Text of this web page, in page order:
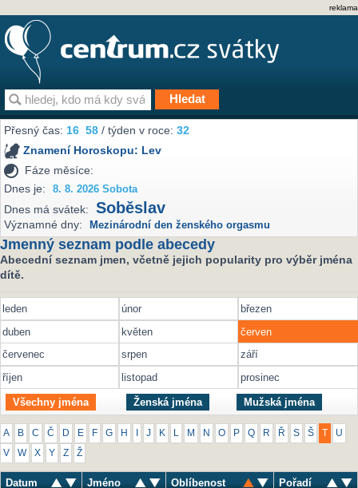
reklama
Přesný čas:16 58 / týden v roce:32
Znamení Horoskopu: Lev
Fáze měsíce:
Dnes je:
8. 8. 2026 Sobota
Dnes má svátek: Soběslav
Významné dny: Mezinárodní den ženského orgasmu
Jmenný seznam podle abecedy
Abecední seznam jmen, včetně jejich popularity pro výběr jména
dítě.
leden únor
březen
duben
květen
červen
červenec
srpen
září
říjen
listopad prosinec
Všechny jména Ženská jména Mužská jména
A B C Č D E F G H J K M N O P Q R Ř S Š U
V W X Y Z Ž
Datum Jméno Oblíbenost
Pořadí